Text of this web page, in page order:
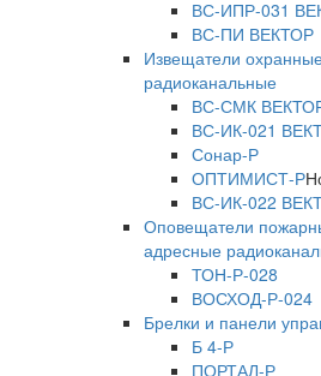
ВС-ИПР-031
ВС-ПИ ВЕКТОР
Извещатели
радиоканальные
ВС-СМК
ВС-ИК-021
Сонар-Р
ОПТИМИСТ-Р
ВС-ИК-022
Оповещатели
адресные
ТОН-Р-028
ВОСХОД-Р-024
Брелки и панели
Б 4-Р
ПОРТАЛ-Р